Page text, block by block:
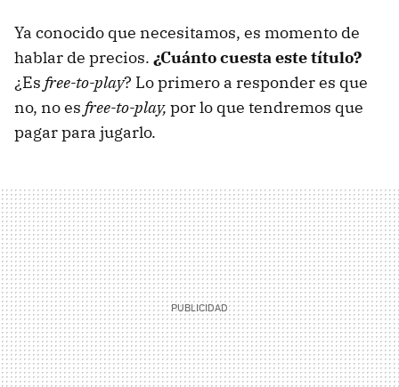
Ya conocido que necesitamos, es momento de
hablar de precios. ¿Cuánto cuesta este título?
¿Es free-to-play? Lo primero a responder es que
no, no es free-to-play, por lo que tendremos que
pagar para jugarlo.